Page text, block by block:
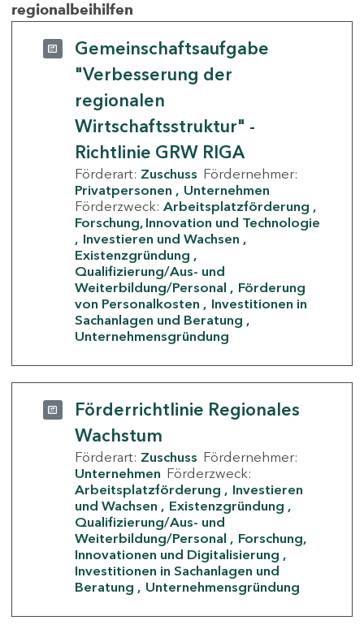
regionalbeihilfen
Gemeinschaftsaufgabe
"Verbesserung der
regionalen
Wirtschaftsstruktur" -
Richtlinie GRW RIGA
Förderart: Zuschuss Fördernehmer:
Privatpersonen
Unternehmen
Förderzweck: Arbeitsplatzförderung
Forschung, Innovation und Technologie
Investieren und Wachsen
Existenzgründung
Qualifizierung/Aus- und
Weiterbildung/Personal
Förderung
von Personalkosten
Investitionen in
Sachanlagen und Beratung
Unternehmensgründung
Förderrichtlinie Regionales
Wachstum
Förderart: Zuschuss Fördernehmer:
Unternehmen Förderzweck:
Arbeitsplatzförderung
Investieren
und Wachsen
Existenzgründung
Qualifizierung/Aus- und
Weiterbildung/Personal
Forschung,
Innovationen und Digitalisierung
Investitionen in Sachanlagen und
Beratung
Unternehmensgründung